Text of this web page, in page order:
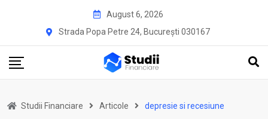
August 6, 2026
Strada Popa Petre 24, București 030167
Studii Financiare Articole depresie si recesiune